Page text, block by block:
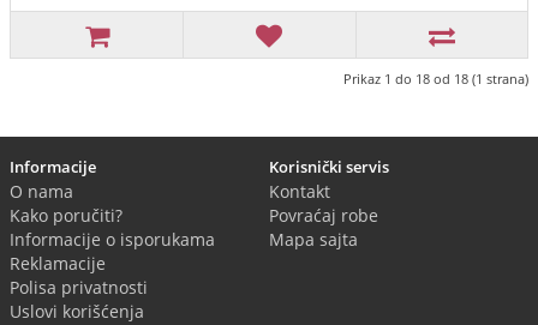
Prikaz 1 do 18 od 18 (1 strana)
Informacije
O nama
Kako poručiti?
Informacije o isporukama
Reklamacije
Polisa privatnosti
Uslovi korišćenja
Korisnički servis
Kontakt
Povraćaj robe
Mapa sajta